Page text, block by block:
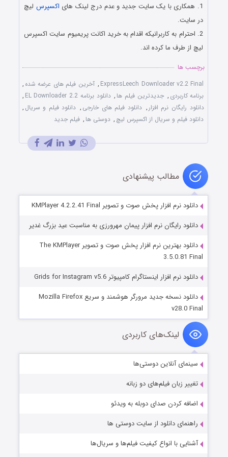
1. همکاری با یک سایت جدید و عدم درج لینک های
اکسپرس لیچ
در سایت.
2. احترام به کاربرانیکه اقدام به خرید اکانت پریمیوم سایت اکسپرس
لیچ از طرف ما کرده اند.
برچسب ها
ExpressLeech Downloader v2.2 Final
, آخرین فیلم های عرضه شده ,
برنامه کاربردی , جدیدترین فیلم ها , دانلود برنامه EL Downloader 2.2
,
دانلود رایگان نرم افزار , دانلود فیلم های خارجی , دانلود فیلم و سریال ,
دانلود فیلم و سریال از اکسپرس لیچ , دوستی ها , فیلم جدید
مطالب پیشنهادی
دانلود نرم افزار پخش صوت و تصویر KMPlayer 4.2.2.41 Final
دانلود رایگان نرم افزار پیمان مهرورزی به مناسبت عید بزرگ غدیر
دانلود بهترین نرم افزار پخش صوت و تصویر The KMPlayer
3.5.0.81 Final
دانلود نرم افزار اینستاگرام کامپیوتر Grids for Instagram v5.6
دانلود نسخه جدید مرورگر هوشمند و سریع Mozilla Firefox
v28.0 Final
لینک‌های کاربردی
سینمای آنلاین دوستی‌ها
تغییر زبان فیلم‌های دو زبانه
اضافه کردن صدای دوبله به ویدئو
راهنمای دانلود از سایت دوستی ها
آشنایی با انواع کیفیت فیلم‌ها و سریال‌ها